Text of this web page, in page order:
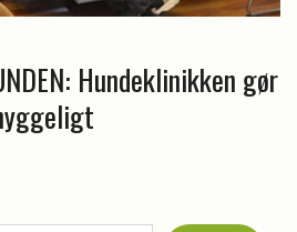
Hundeklinikken gør